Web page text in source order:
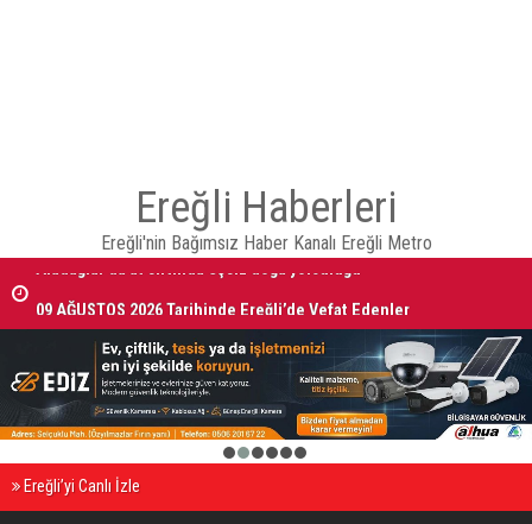
Ereğli Haberleri
Ereğli'nin Bağımsız Haber Kanalı Ereğli Metro
Aladağlar’da at sırtında eşsiz doğa yolculuğu
2 3 4 5 6
Ereğli’yi Canlı İzle